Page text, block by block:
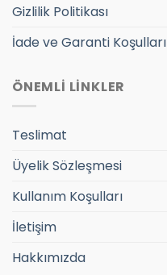
Gizlilik Politikası
İade ve Garanti Koşulları
ÖNEMLİ LİNKLER
Teslimat
Üyelik Sözleşmesi
Kullanım Koşulları
İletişim
Hakkımızda